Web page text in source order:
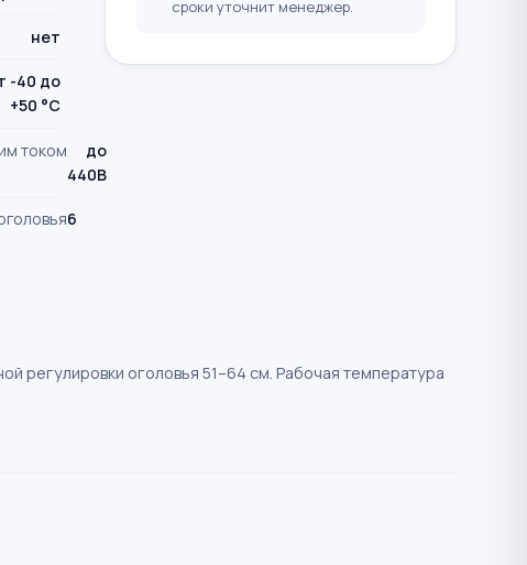
нет
-40 до
+50 °С
током
до
440В
6
сроки уточнит менеджер.
регулировки оголовья 51–64 см. Рабочая температура